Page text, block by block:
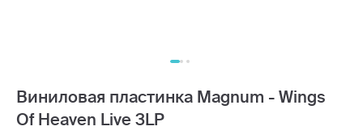
Виниловая пластинка Magnum - Wings
Of Heaven Live 3LP